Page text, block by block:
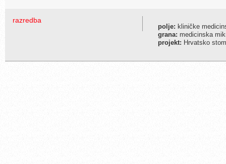
razredba
polje: kliničke
grana: medicinska
projekt: Hrvatsko